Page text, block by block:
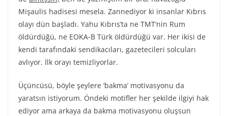
Mişaulis hadisesi mesela. Zannediyor ki insanlar Kıbrıs
olayı dün başladı. Yahu Kıbrıs’ta ne TMT’nin Rum
öldürdüğü, ne EOKA-B Türk öldürdüğü var. Her ikisi de
kendi tarafındaki sendikacıları, gazetecileri solcuları
avlıyor. İlk orayı temizliyorlar.
Üçüncüsü, böyle şeylere ‘bakma’ motivasyonu da
yaratsın istiyorum. Öndeki motifler her şekilde ilgiyi hak
ediyor ama arkaya da bakma motivasyonu oluşsun